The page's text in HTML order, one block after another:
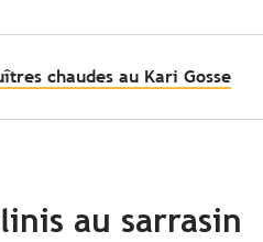
chaudes au Kari Gosse
au sarrasin